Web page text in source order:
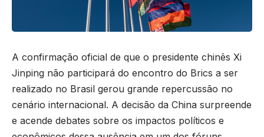
A confirmação oficial de que o presidente chinês Xi
Jinping não participará do encontro do Brics a ser
realizado no Brasil gerou grande repercussão no
cenário internacional. A decisão da China surpreende
e acende debates sobre os impactos políticos e